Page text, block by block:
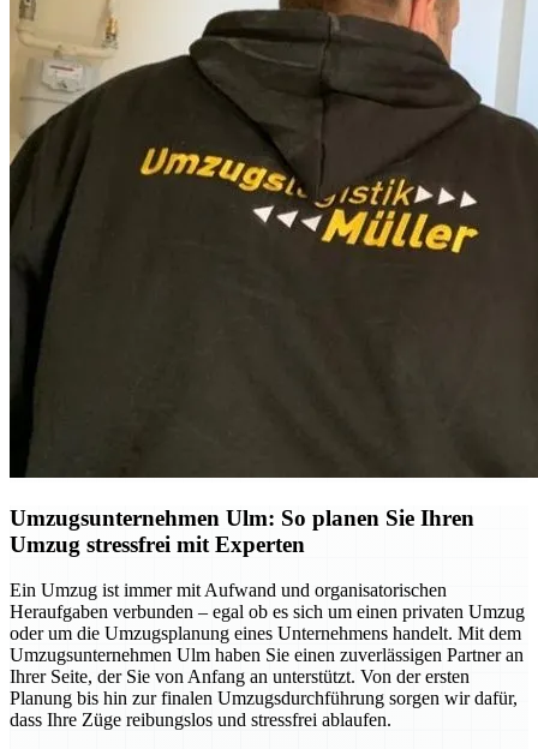
Umzugsunternehmen Ulm: So planen Sie Ihren
Umzug stressfrei mit Experten
Ein Umzug ist immer mit Aufwand und organisatorischen
Heraufgaben verbunden – egal ob es sich um einen privaten Umzug
oder um die Umzugsplanung eines Unternehmens handelt. Mit dem
Umzugsunternehmen Ulm haben Sie einen zuverlässigen Partner an
Ihrer Seite, der Sie von Anfang an unterstützt. Von der ersten
Planung bis hin zur finalen Umzugsdurchführung sorgen wir dafür,
dass Ihre Züge reibungslos und stressfrei ablaufen.